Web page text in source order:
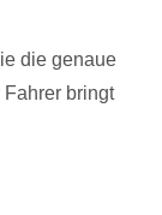
die genaue
bringt